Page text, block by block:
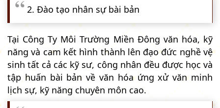
2. Đào tạo nhân sự bài bản
Tại Công Ty Môi Trường Miền Đông văn hóa, kỹ
năng và cam kết hình thành lên đạo đức nghề vệ
sinh tất cả các kỹ sư, công nhân đều được học và
tập huấn bài bản về văn hóa ứng xử văn minh
lịch sự, kỹ năng chuyên môn cao.